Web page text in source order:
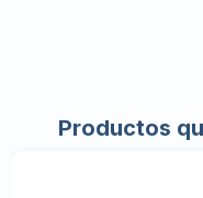
Productos